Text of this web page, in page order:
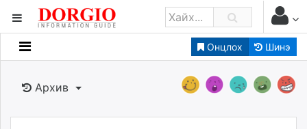
Онцлох Шинэ
Мэдээллийн
Банк санхүү
Бизнес ААН
Архив